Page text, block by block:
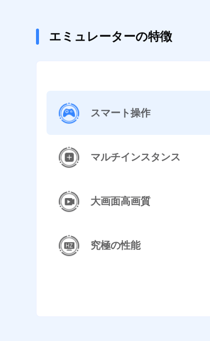
エミュレーターの特徴
スマート操作
マルチインスタンス
大画面高画質
究極の性能